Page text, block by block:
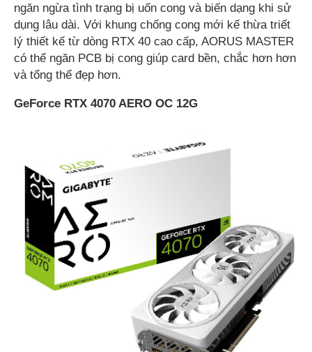
ngăn ngừa tình trạng bị uốn cong và biến dạng khi sử
dụng lâu dài. Với khung chống cong mới kế thừa triết
lý thiết kế từ dòng RTX 40 cao cấp, AORUS MASTER
có thể ngăn PCB bị cong giúp card bền, chắc hơn hơn
và tổng thể đẹp hơn.
GeForce RTX 4070 AERO OC 12G